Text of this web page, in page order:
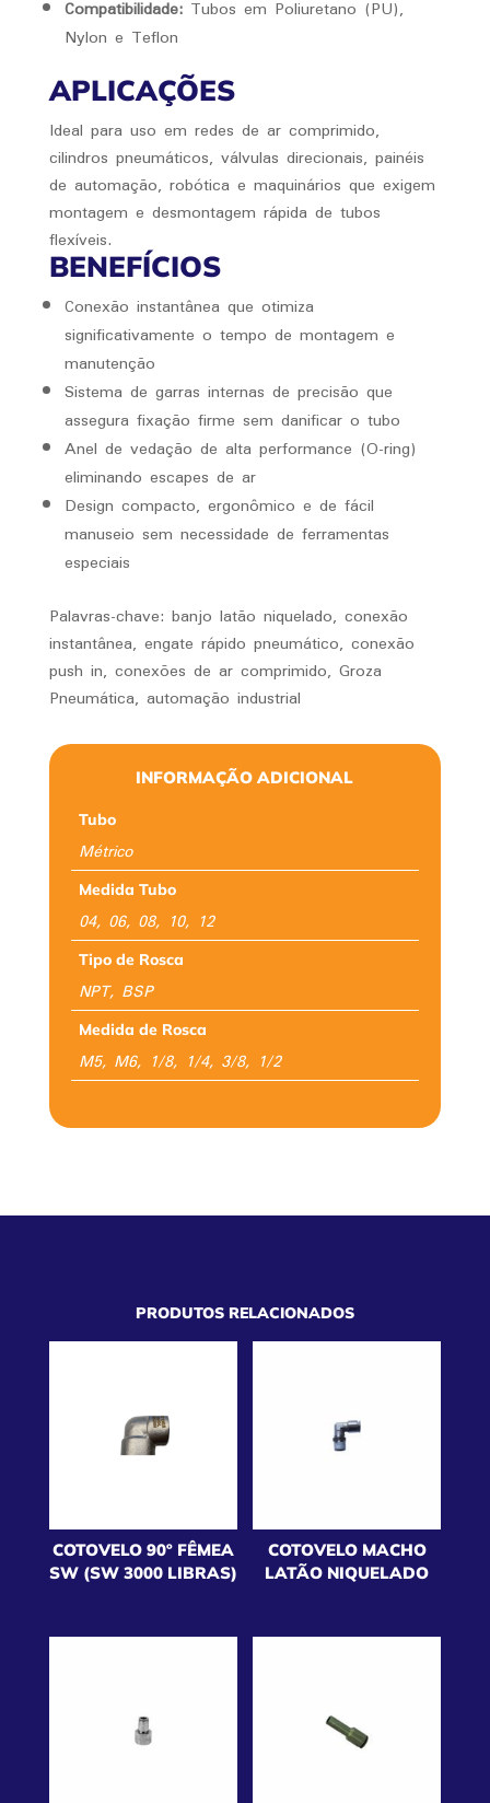
Compatibilidade:Tubos em Poliuretano (PU),
Nylon e Teflon
APLICAÇÕES
Ideal para uso em redes de ar comprimido,
cilindros pneumáticos, válvulas direcionais, painéis
de automação, robótica e maquinários que exigem
montagem e desmontagem rápida de tubos
flexíveis.
BENEFÍCIOS
Conexão instantânea que otimiza
significativamente o tempo de montagem e
manutenção
Sistema de garras internas de precisão que
assegura fixação firme sem danificar o tubo
Anel de vedação de alta performance (O-ring)
eliminando escapes de ar
Design compacto, ergonômico e de fácil
manuseio sem necessidade de ferramentas
especiais
Palavras-chave: banjo latão niquelado, conexão
instantânea, engate rápido pneumático, conexão
push in, conexões de ar comprimido, Groza
Pneumática, automação industrial
INFORMAÇÃO ADICIONAL
Tubo
Métrico
Medida Tubo
04, 06, 08, 10, 12
Tipo de Rosca
NPT, BSP
Medida de Rosca
M5, M6, 1/8, 1/4, 3/8, 1/2
PRODUTOS RELACIONADOS
COTOVELO 90º FÊMEA
SW (SW 3000 LIBRAS)
COTOVELO MACHO
LATÃO NIQUELADO